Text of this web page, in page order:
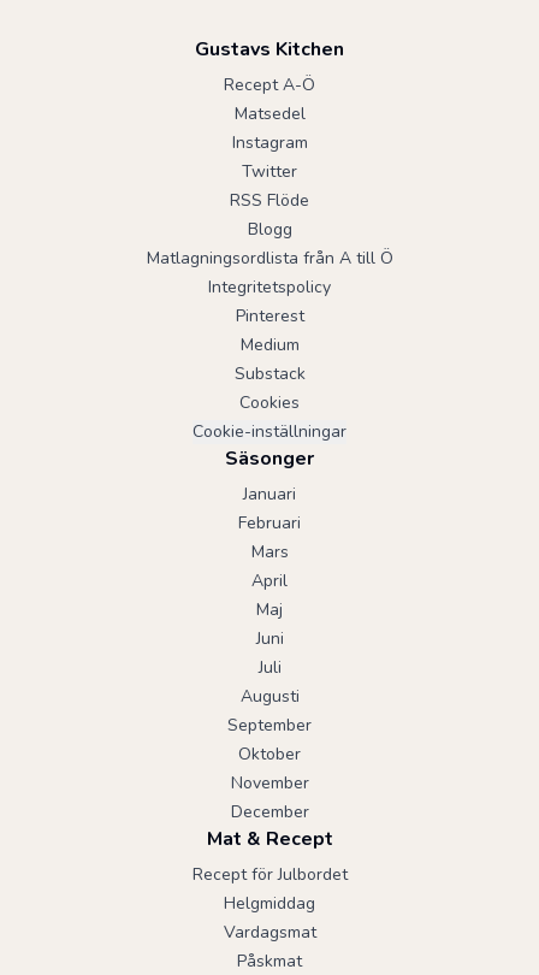
Gustavs Kitchen
Recept A-Ö
Matsedel
Instagram
Twitter
RSS Flöde
Blogg
Matlagningsordlista från A till Ö
Integritetspolicy
Pinterest
Medium
Substack
Cookies
Cookie-inställningar
Säsonger
Januari
Februari
Mars
April
Maj
Juni
Juli
Augusti
September
Oktober
November
December
Mat & Recept
Recept för Julbordet
Helgmiddag
Vardagsmat
Påskmat